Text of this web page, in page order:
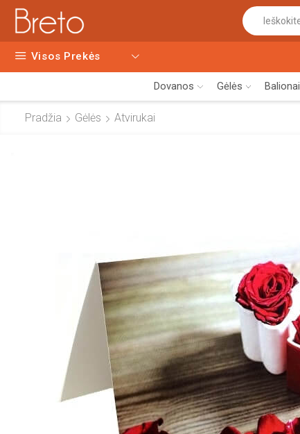
Visos Prekės
Dovanos Gėlės Balionai
Pradžia Gėlės Atvirukai